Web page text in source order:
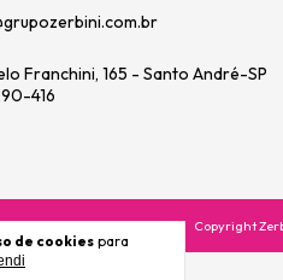
de cookiespara
Franchini, 165 - Santo André-SP
416
Copyright